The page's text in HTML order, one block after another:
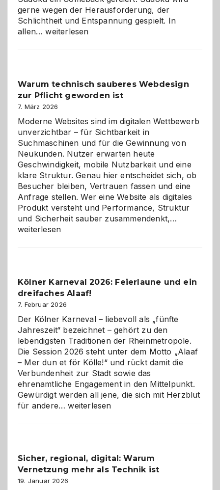
gerne wegen der Herausforderung, der
Schlichtheit und Entspannung gespielt. In
allen…Sudoku
den
Logikrätseln
weiterlesen
Warum technisch sauberes Webdesign
zur Pflicht geworden ist
7. März 2026
Moderne Websites sind im digitalen Wettbewerb
unverzichtbar – für Sichtbarkeit in
Suchmaschinen und für die Gewinnung von
Neukunden. Nutzer erwarten heute
Geschwindigkeit, mobile Nutzbarkeit und eine
klare Struktur. Genau hier entscheidet sich, ob
Besucher bleiben, Vertrauen fassen und eine
Anfrage stellen. Wer eine Website als digitales
Produkt versteht und Performance, Struktur
und Sicherheit sauber zusammendenkt,…
geworden
weiterlesen
Kölner Karneval 2026: Feierlaune und ein
dreifaches Alaaf!
7. Februar 2026
Der Kölner Karneval – liebevoll als „fünfte
Jahreszeit“ bezeichnet – gehört zu den
lebendigsten Traditionen der Rheinmetropole.
Die Session 2026 steht unter dem Motto „Alaaf
– Mer dun et för Kölle!“ und rückt damit die
Verbundenheit zur Stadt sowie das
ehrenamtliche Engagement in den Mittelpunkt.
Gewürdigt werden all jene, die sich mit Herzblut
für andere…Kölner
ein
dreifaches
Alaaf!
weiterlesen
Sicher, regional, digital: Warum
Vernetzung mehr als Technik ist
19. Januar 2026